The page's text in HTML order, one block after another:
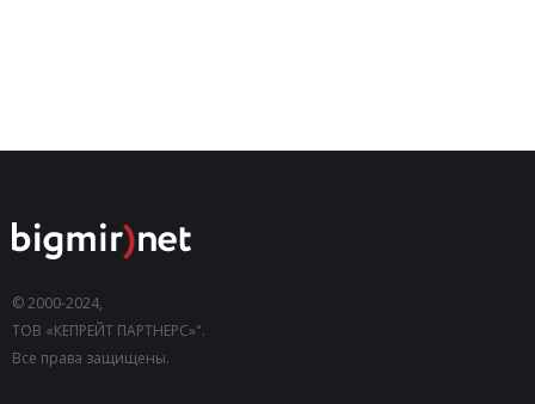
© 2000-2024,
ТОВ «КЕПРЕЙТ ПАРТНЕРС»".
Все права защищены.